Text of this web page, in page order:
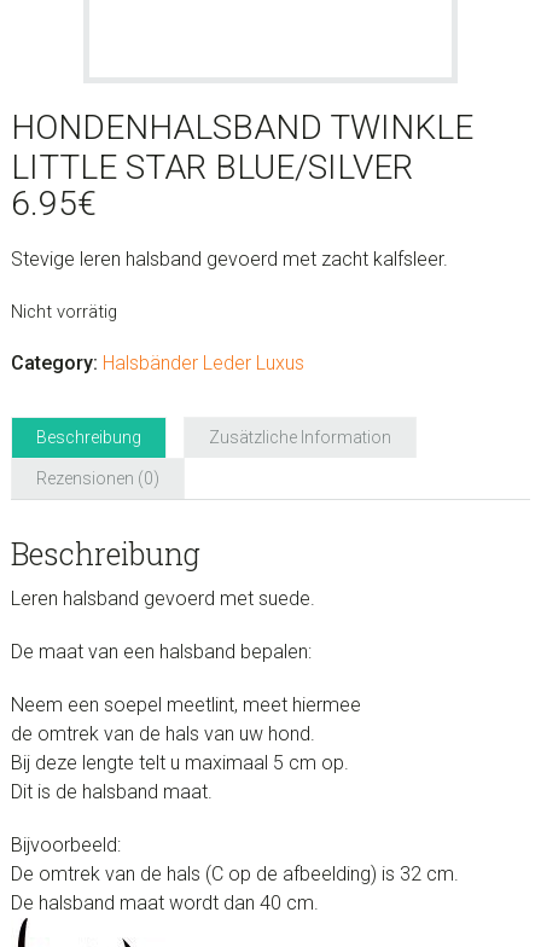
HONDENHALSBAND TWINKLE
LITTLE STAR BLUE/SILVER
6.95€
Stevige leren halsband gevoerd met zacht kalfsleer.
Nicht vorrätig
Category: Halsbänder Leder Luxus
Beschreibung Zusätzliche Information
Rezensionen (0)
Beschreibung
Leren halsband gevoerd met suede.
De maat van een halsband bepalen:
Neem een soepel meetlint, meet hiermee
de omtrek van de hals van uw hond.
Bij deze lengte telt u maximaal 5 cm op.
Dit is de halsband maat.
Bijvoorbeeld:
De omtrek van de hals (C op de afbeelding) is 32 cm.
De halsband maat wordt dan 40 cm.